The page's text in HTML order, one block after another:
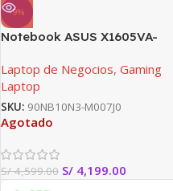
-9%
Notebook ASUS X1605VA-
Core i9-13900H hasta 5.4GHz,
16GB DDR4
Laptop de Negocios, Gaming
Laptop
SKU: 90NB10N3-M007J0
Agotado
S/4,599.00 S/ 4,199.00